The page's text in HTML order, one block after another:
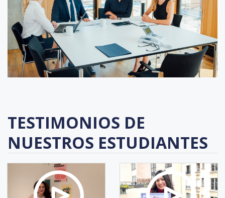
TESTIMONIOS DE
NUESTROS ESTUDIANTES